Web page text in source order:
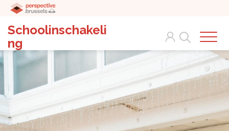
Schoolinschakeli
ng
Search